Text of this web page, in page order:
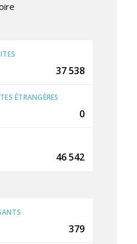
37 538
ÉTRANGÈRES
0
46 542
379